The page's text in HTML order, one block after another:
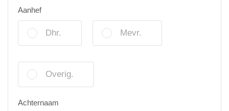
Aanhef
Dhr. Mevr.
Overig.
Achternaam